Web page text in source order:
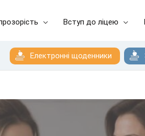
Вступ до ліцею
Електронні щоденники